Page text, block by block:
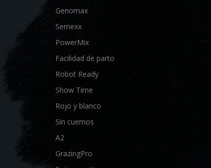
Genomax
Semexx
PowerMix
Facilidad de parto
Robot Ready
Show Time
Rojo y blanco
Sin cuernos
A2
GrazingPro